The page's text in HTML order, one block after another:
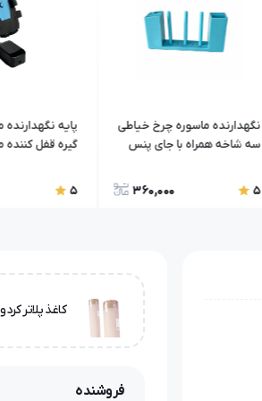
نگهدارنده ماسوره چرخ خیاطی
سه شاخه همراه با جای پنس
5
360,000
پایه نگهدارنده
گیره قفل
5
کاغذ پلاتر
فروشنده